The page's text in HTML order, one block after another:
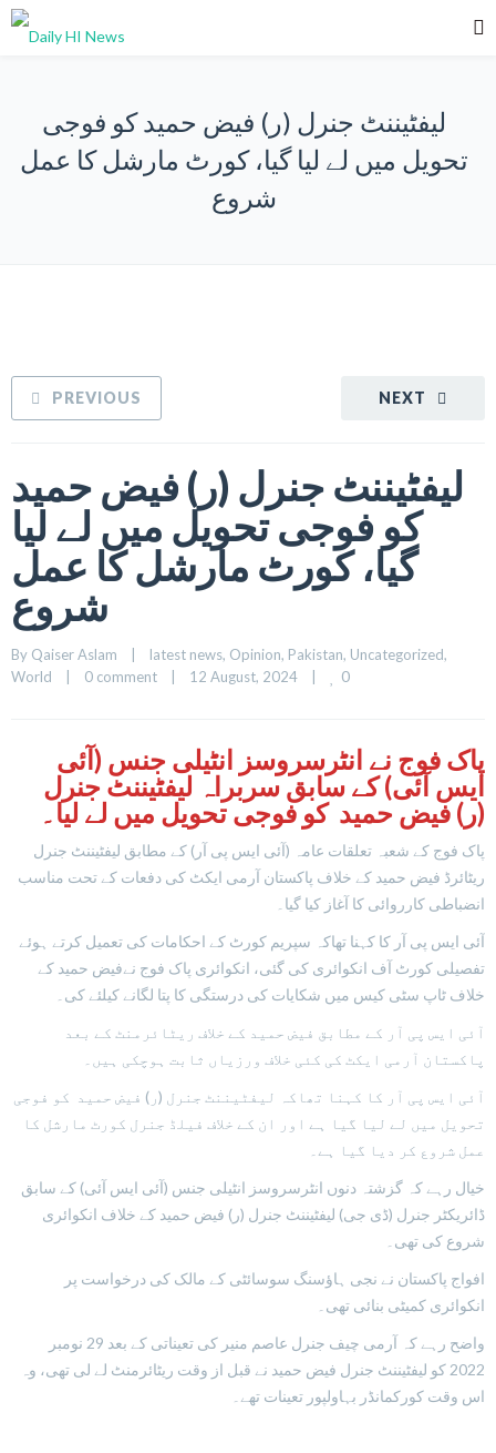
لیفٹیننٹ جنرل (ر) فیض حمید کو فوجی
تحویل میں لے لیا گیا، کورٹ مارشل کا عمل
شروع
NEXT
PREVIOUS
لیفٹیننٹ جنرل (ر) فیض حمید
کو فوجی تحویل میں لے لیا
گیا، کورٹ مارشل کا عمل
شروع
By Qaiser Aslam latest news, Opinion, Pakistan, Uncategorized
World
0 comment 12 August, 2024 0
پاک فوج نے انٹرسروسز انٹیلی جنس (آئی
ایس آئی) کے سابق سربراہ لیفٹیننٹ جنرل
(ر) فیض حمید کو فوجی تحویل میں لے لیا۔
پاک فوج کے شعبہ تعلقات عامہ (آئی ایس پی آر) کے مطابق لیفٹیننٹ جنرل
ریٹائرڈ فیض حمید کے خلاف پاکستان آرمی ایکٹ کی دفعات کے تحت مناسب
انضباطی کارروائی کا آغاز کیا گیا۔
آئی ایس پی آر کا کہنا تھاکہ سپریم کورٹ کے احکامات کی تعمیل کرتے ہوئے
تفصیلی کورٹ آف انکوائری کی گئی، انکوائری پاک فوج نےفیض حمید کے
خلاف ٹاپ سٹی کیس میں شکایات کی درستگی کا پتا لگانے کیلئے کی۔
آئی ایس پی آر کے مطابق فیض حمید کے خلاف ریٹائرمنٹ کے بعد
پاکستان آرمی ایکٹ کی کئی خلاف ورزیاں ثابت ہوچکی ہیں۔
آئی ایس پی آر کا کہنا تھاکہ لیفٹیننٹ جنرل (ر) فیض حمید کو فوجی
تحویل میں لے لیا گیا ہے اور ان کے خلاف فیلڈ جنرل کورٹ مارشل کا
عمل شروع کر دیا گیا ہے۔
خیال رہے کہ گزشتہ دنوں انٹرسروسز انٹیلی جنس (آئی ایس آئی) کے سابق
ڈائریکٹر جنرل (ڈی جی) لیفٹیننٹ جنرل (ر) فیض حمید کے خلاف انکوائری
شروع کی تھی۔
افواج پاکستان نے نجی ہاؤسنگ سوسائٹی کے مالک کی درخواست پر
انکوائری کمیٹی بنائی تھی۔
واضح رہے کہ آرمی چیف جنرل عاصم منیر کی تعیناتی کے بعد 29 نومبر
2022 کو لیفٹیننٹ جنرل فیض حمید نے قبل از وقت ریٹائرمنٹ لے لی تھی، وہ
اس وقت کورکمانڈر بہاولپور تعینات تھے۔